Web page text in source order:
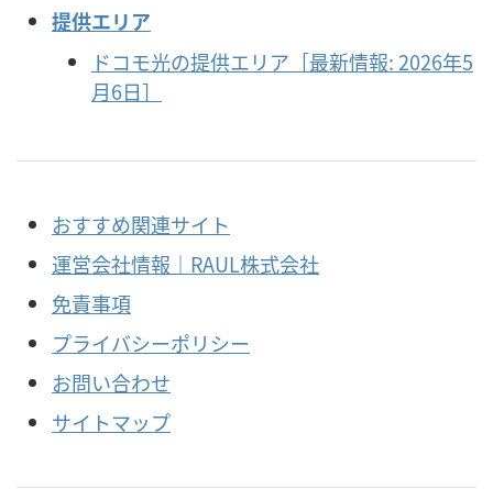
提供エリア
ドコモ光の提供エリア［最新情報: 2026年5
月6日］
おすすめ関連サイト
運営会社情報｜RAUL株式会社
免責事項
プライバシーポリシー
お問い合わせ
サイトマップ